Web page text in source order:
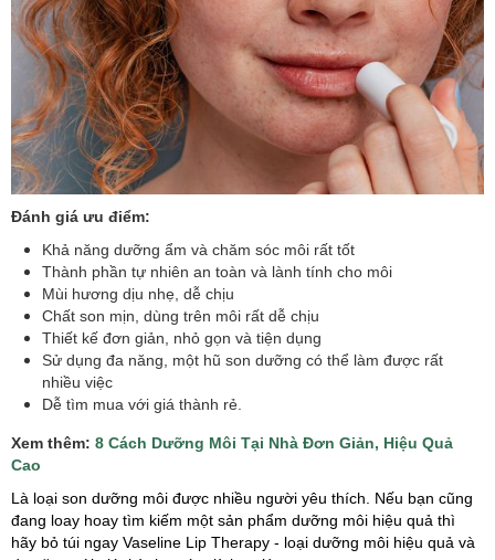
Đánh giá ưu điểm:
Khả năng dưỡng ẩm và chăm sóc môi rất tốt
Thành phần tự nhiên an toàn và lành tính cho môi
Mùi hương dịu nhẹ, dễ chịu
Chất son mịn, dùng trên môi rất dễ chịu
Thiết kế đơn giản, nhỏ gọn và tiện dụng
Sử dụng đa năng, một hũ son dưỡng có thể làm được rất
nhiều việc
Dễ tìm mua với giá thành rẻ.
​Xem thêm: 8 Cách Dưỡng Môi Tại Nhà Đơn Giản, Hiệu Quả
Cao
Là loại son dưỡng môi được nhiều người yêu thích. Nếu bạn cũng
đang loay hoay tìm kiếm một sản phẩm dưỡng môi hiệu quả thì
hãy bỏ túi ngay Vaseline Lip Therapy - loại dưỡng môi hiệu quả và